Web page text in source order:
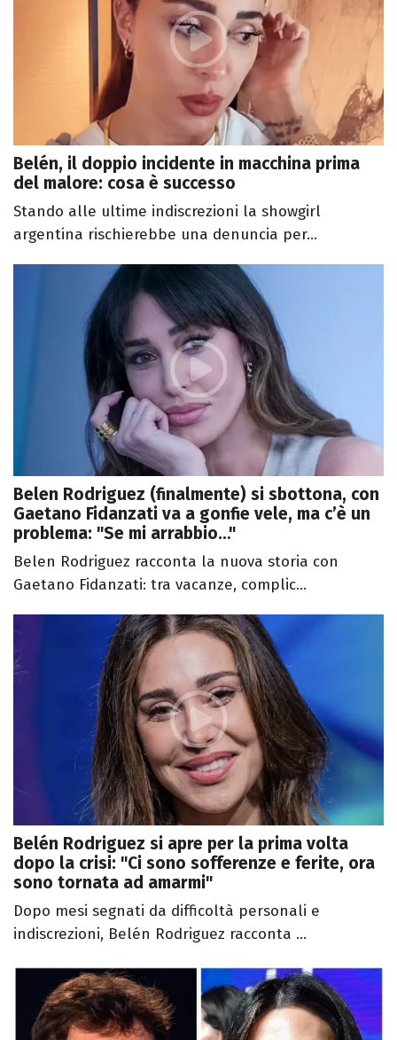
Belén, il doppio incidente in macchina prima
del malore: cosa è successo
Stando alle ultime indiscrezioni la showgirl
argentina rischierebbe una denuncia per...
Belen Rodriguez (finalmente) si sbottona, con
Gaetano Fidanzati va a gonfie vele, ma c’è un
problema: "Se mi arrabbio…"
Belen Rodriguez racconta la nuova storia con
Gaetano Fidanzati: tra vacanze, complic...
Belén Rodriguez si apre per la prima volta
dopo la crisi: "Ci sono sofferenze e ferite, ora
sono tornata ad amarmi"
Dopo mesi segnati da difficoltà personali e
indiscrezioni, Belén Rodriguez racconta ...